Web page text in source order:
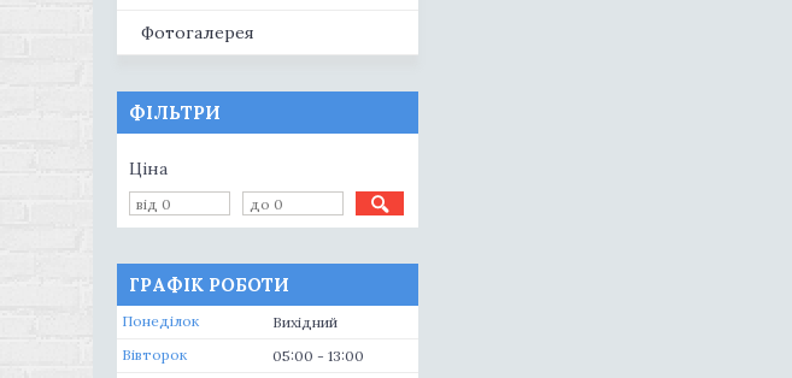
Фотогалерея
ФІЛЬТРИ
Ціна
ГРАФІК РОБОТИ
Понеділок
Вихідний
Вівторок
05:00
13:00